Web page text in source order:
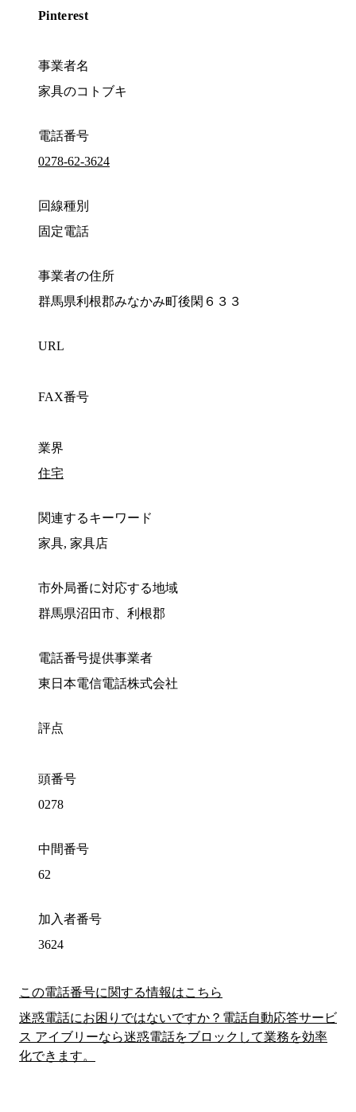
Pinterest
事業者名
家具のコトブキ
電話番号
0278-62-3624
回線種別
固定電話
事業者の住所
群馬県利根郡みなかみ町後閑６３３
URL
FAX番号
業界
住宅
関連するキーワード
家具, 家具店
市外局番に対応する地域
群馬県沼田市、利根郡
電話番号提供事業者
東日本電信電話株式会社
評点
頭番号
0278
中間番号
62
加入者番号
3624
この電話番号に関する情報はこちら
迷惑電話にお困りではないですか？電話自動応答サービ
ス アイブリーなら迷惑電話をブロックして業務を効率
化できます。